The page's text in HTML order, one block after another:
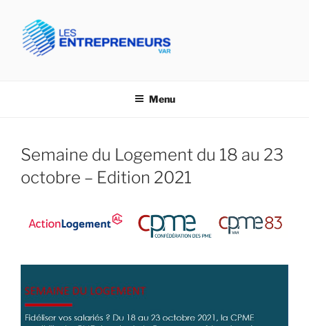
contenu
principal
ENTREPRENEURS VAR
Menu
Semaine du Logement du 18 au 23
octobre – Edition 2021